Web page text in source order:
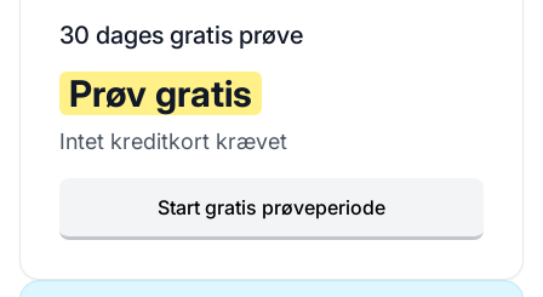
30 dages gratis prøve
Prøv gratis
Intet kreditkort krævet
Start gratis prøveperiode